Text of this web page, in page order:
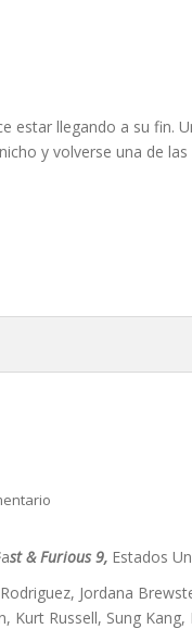
estar llegando a su fin.
y volverse una de
ast & Furious 9, Estados
Jordana
Kurt Russell, Sung